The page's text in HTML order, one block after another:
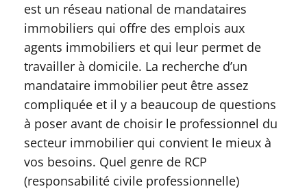
est un réseau national de mandataires
immobiliers qui offre des emplois aux
agents immobiliers et qui leur permet de
travailler à domicile. La recherche d’un
mandataire immobilier peut être assez
compliquée et il y a beaucoup de questions
à poser avant de choisir le professionnel du
secteur immobilier qui convient le mieux à
vos besoins. Quel genre de RCP
(responsabilité civile professionnelle)